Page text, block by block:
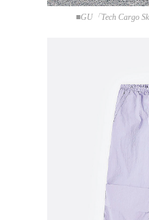
■GU「Tech Cargo